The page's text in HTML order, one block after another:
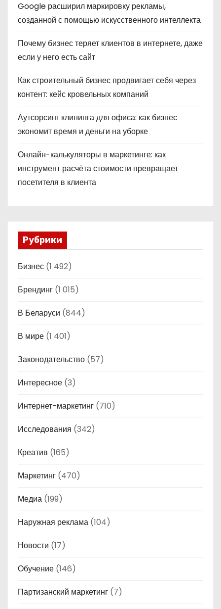
Google расширил маркировку рекламы,
созданной с помощью искусственного интеллекта
Почему бизнес теряет клиентов в интернете, даже
если у него есть сайт
Как строительный бизнес продвигает себя через
контент: кейс кровельных компаний
Аутсорсинг клининга для офиса: как бизнес
экономит время и деньги на уборке
Онлайн-калькуляторы в маркетинге: как
инструмент расчёта стоимости превращает
посетителя в клиента
Рубрики
Бизнес (1 492)
Брендинг (1 015)
В Беларуси (844)
В мире (1 401)
Законодательство (57)
Интересное (3)
Интернет-маркетинг (710)
Исследования (342)
Креатив (165)
Маркетинг (470)
Медиа (199)
Наружная реклама (104)
Новости (17)
Обучение (146)
Партизанский маркетинг (7)